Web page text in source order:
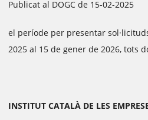
Publicat al DOGC de 15-02-2025
el període per presentar
2025 al 15 de gener de 2026, tots
INSTITUT CATALÀ DE LES